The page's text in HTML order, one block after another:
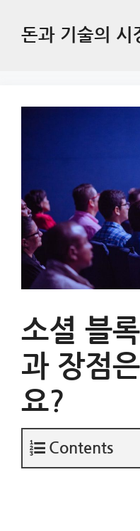
돈과 기술의 시
소셜 블
과 장점
요?
Contents